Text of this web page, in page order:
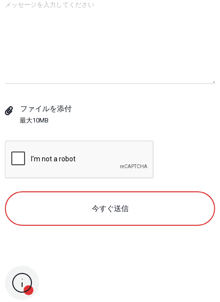
ファイルを添付
最大10MB
今すぐ送信